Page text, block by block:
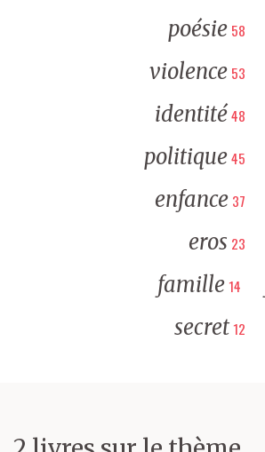
poésie 58
violence 53
identité48
politique45
enfance 37
eros 23
famille 14
secret 12